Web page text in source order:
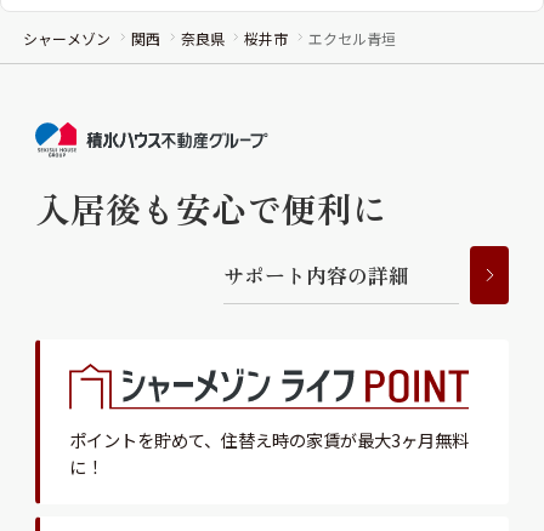
シャーメゾン 関西 奈良県 桜井市 エクセル青垣
入居後も安心で便利に
サポー ト 内容の詳細
ポイントを貯めて、 住替え時の家賃が最大3ヶ月無料
に！